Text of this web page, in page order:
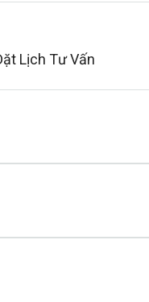
Lịch Tư Vấn